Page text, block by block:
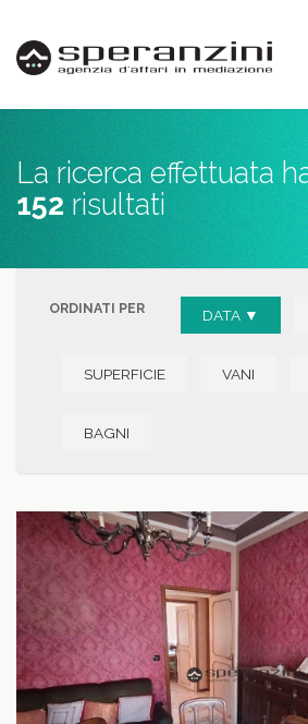
La ricerca effettuata
152 risultati
ORDINATI PER DATA ▼
SUPERFICIE VANI
BAGNI